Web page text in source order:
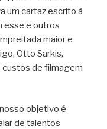
um cartaz escrito à
esse e outros
maior e
Otto Sarkis,
custos de filmagem
objetivo é
de talentos